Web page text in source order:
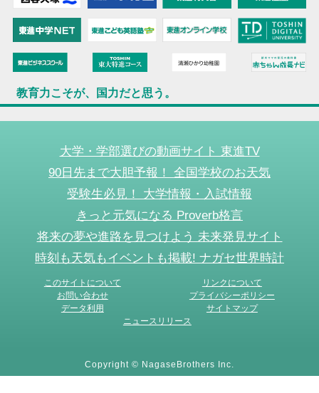
教育力こそが、国力だと思う。
大学・学部選びの動画サイト 東進TV
90日先まで大胆予報！ 全国学校のお天気
受験生必見！ 大学情報・入試情報
きっと元気になる Proverb格言
将来の夢や進路を見つけよう 未来発見サイト
時刻も天気もイベントも掲載! ナガセ世界時計
このサイトについて
リンクについて
お問い合わせ
プライバシーポリシー
データ利用
サイトマップ
ニュースリリース
Copyright © NagaseBrothers Inc.